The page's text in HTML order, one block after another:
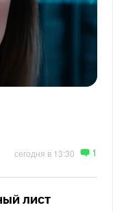
сегодня в 13:30 1
лист